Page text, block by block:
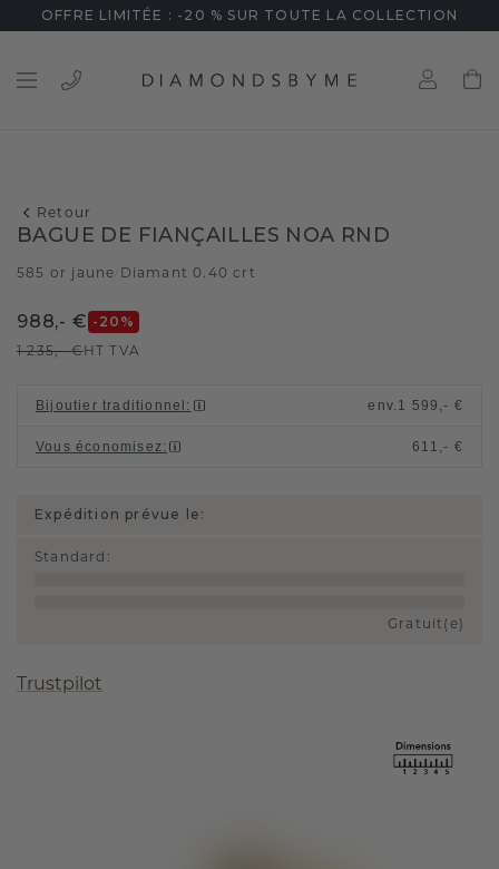
OFFRE LIMITÉE : -20 % SUR TOUTE LA COLLECTION
Retour
BAGUE DE FIANÇAILLES NOA RND
585 or jaune Diamant 0.40 crt
988,- € -20 %
1 235,- €HT TVA
Bijoutier traditionnel : env. 1 599,- €
Vous économisez: 611,- €
Expédition prévue le:
Standard :
Gratuit(e)
Trustpilot